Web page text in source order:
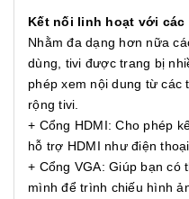
Kết nối linh hoạt với
Nhằm đa dạng hơn nữa
dùng, tivi được trang bị
phép xem nội dung từ các
rộng tivi.
+ Cổng HDMI: Cho phép
hỗ trợ HDMI như điện
+ Cổng VGA: Giúp bạn có
mình để trình chiếu hình